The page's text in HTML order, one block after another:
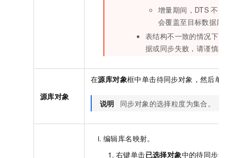
增量期间，DTS 不
会覆盖至目标数据库
表结构不一致的情况下
据或同步失败，请谨慎
源库对象
在源库对象框中单击待同步对象，然后单
说明 同步对象的选择粒度为集合。
编辑库名映射。
右键单击已选择对象中的待同步